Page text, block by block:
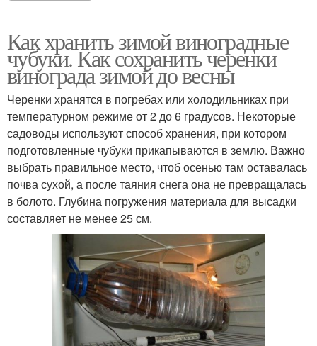
Как хранить зимой виноградные
чубуки. Как сохранить черенки
винограда зимой до весны
Черенки хранятся в погребах или холодильниках при
температурном режиме от 2 до 6 градусов. Некоторые
садоводы используют способ хранения, при котором
подготовленные чубуки прикапываются в землю. Важно
выбрать правильное место, чтоб осенью там оставалась
почва сухой, а после таяния снега она не превращалась
в болото. Глубина погружения материала для высадки
составляет не менее 25 см.